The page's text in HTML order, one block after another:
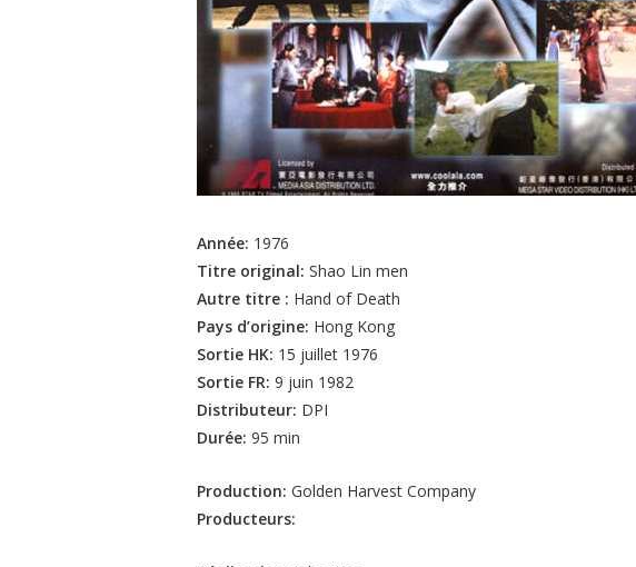
Année: 1976
Titre original: Shao Lin men
Autre titre : Hand of Death
Pays d’origine: Hong Kong
Sortie HK: 15 juillet 1976
Sortie FR: 9 juin 1982
Distributeur: DPI
Durée: 95 min
Production: Golden Harvest Company
Producteurs: